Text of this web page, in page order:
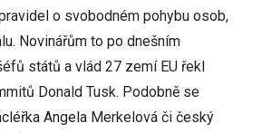
o svobodném pohybu osob,
Novinářům to po dnešním
států a vlád 27 zemí EU řekl
Donald Tusk. Podobně se
Angela Merkelová či český